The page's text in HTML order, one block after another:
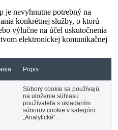
je nevyhnutne potrebný na
konkrétnej služby, o ktorú
výlučne na účel uskutočnenia
elektronickej komunikačnej
Popis
Súbory cookie sa používajú
na uloženie súhlasu
používateľa s ukladaním
súborov cookie v kategórii
„Analytické“.